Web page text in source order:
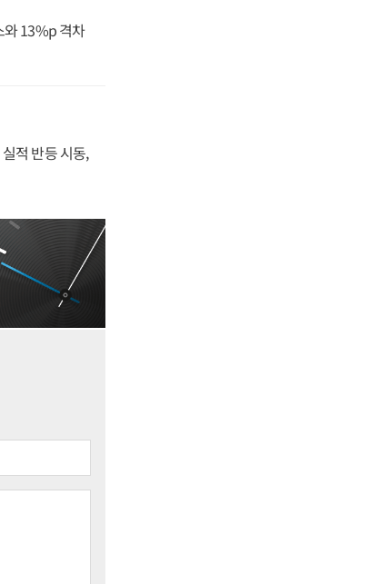
와 13%p 격차
적 반등 시동,